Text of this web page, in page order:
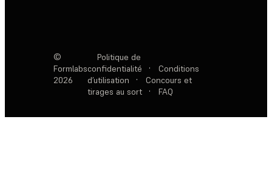
©
Formlabs
2026
Politique de
confidentialité
·
Conditions
d’utilisation
·
Concours et
tirages au sort
· FAQ